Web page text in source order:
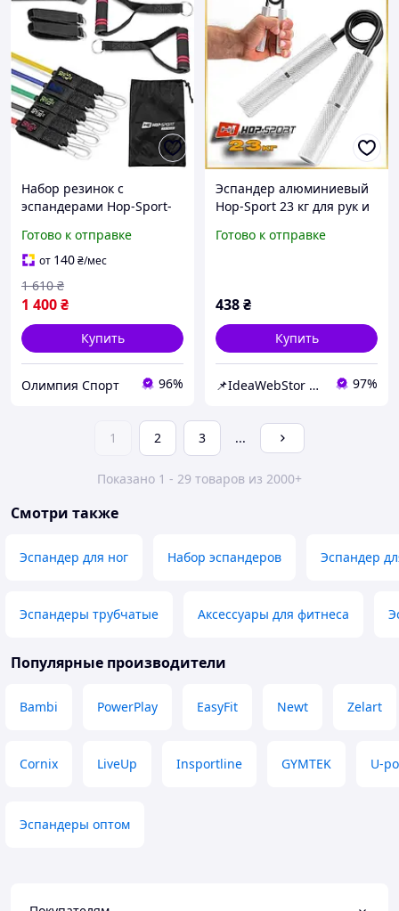
Набор резинок с
эспандерами Hop-Sport-
Готово к отправке
от 140₴/мес
1 400₴
1 610 ₴
Купить
Олимпия Спорт 96%
Эспандер алюминиевый
Hop-Sport 23 кг для рук и
для силы хвата и фитнеса
Готово к отправке
438₴
Купить
📌IdeaWebStor интернет-магазин товаров для спорта 97%
1 2 3 ...
Показано 1 - 29 товаров из 2000+
Смотри также
Эспандер для ног Набор эспандеров Эспандер
Эспандеры трубчатые Аксессуары для фитнеса
Популярные производители
Bambi PowerPlay EasyFit Newt Zelart
Cornix LiveUp Insportline GYMTEK U-
Эспандеры оптом